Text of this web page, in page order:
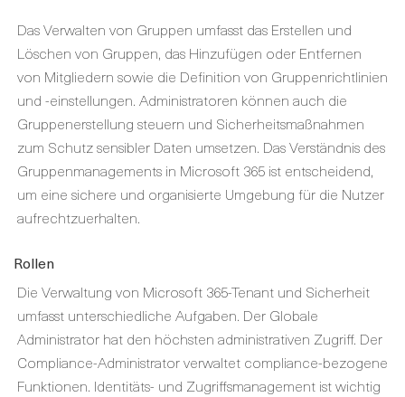
Das Verwalten von Gruppen umfasst das Erstellen und
Löschen von Gruppen, das Hinzufügen oder Entfernen
von Mitgliedern sowie die Definition von Gruppenrichtlinien
und -einstellungen. Administratoren können auch die
Gruppenerstellung steuern und Sicherheitsmaßnahmen
zum Schutz sensibler Daten umsetzen. Das Verständnis des
Gruppenmanagements in Microsoft 365 ist entscheidend,
um eine sichere und organisierte Umgebung für die Nutzer
aufrechtzuerhalten.
Rollen
Die Verwaltung von Microsoft 365-Tenant und Sicherheit
umfasst unterschiedliche Aufgaben. Der Globale
Administrator hat den höchsten administrativen Zugriff. Der
Compliance-Administrator verwaltet compliance-bezogene
Funktionen. Identitäts- und Zugriffsmanagement ist wichtig